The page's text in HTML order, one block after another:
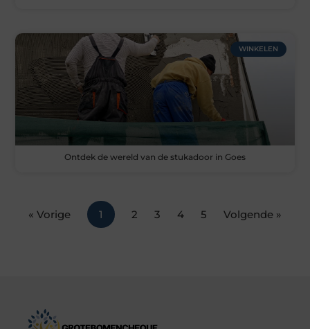
WINKELEN
Ontdek de wereld van de stukadoor in Goes
« Vorige 1 2 3 4 5 Volgende »